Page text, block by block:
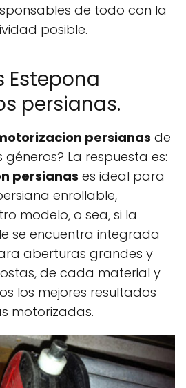
de todo con la
posible.
Estepona
persianas.
persianas de
La respuesta es:
persianas es ideal para
enrollable,
modelo, o sea, si la
se encuentra integrada
aberturas grandes y
de cada material y
los mejores resultados
motorizadas.